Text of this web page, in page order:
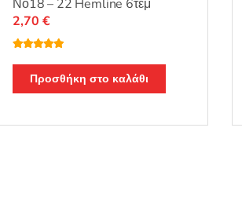
Νο18 – 22 Hemline 6τεμ
θηκε με5.00
από 5
2,70 €
Προσθήκη στο καλάθι